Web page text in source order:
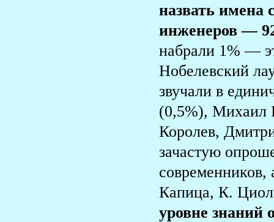
назвать имена
инженеров —
набрали 1% —
Нобелевский
звучали в
(0,5%), Михаил
Королев,
зачастую
Капица, К.
уровне знаний